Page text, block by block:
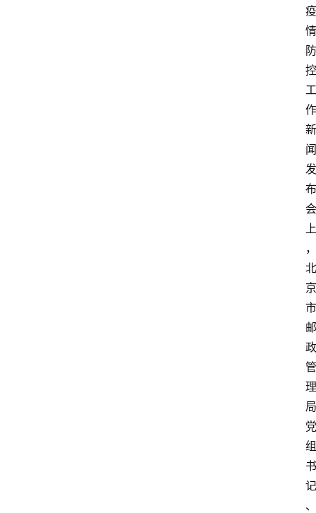
疫
情
防
控
工
作
新
闻
发
布
会
上
，
北
京
市
邮
政
管
理
局
党
组
书
记
、